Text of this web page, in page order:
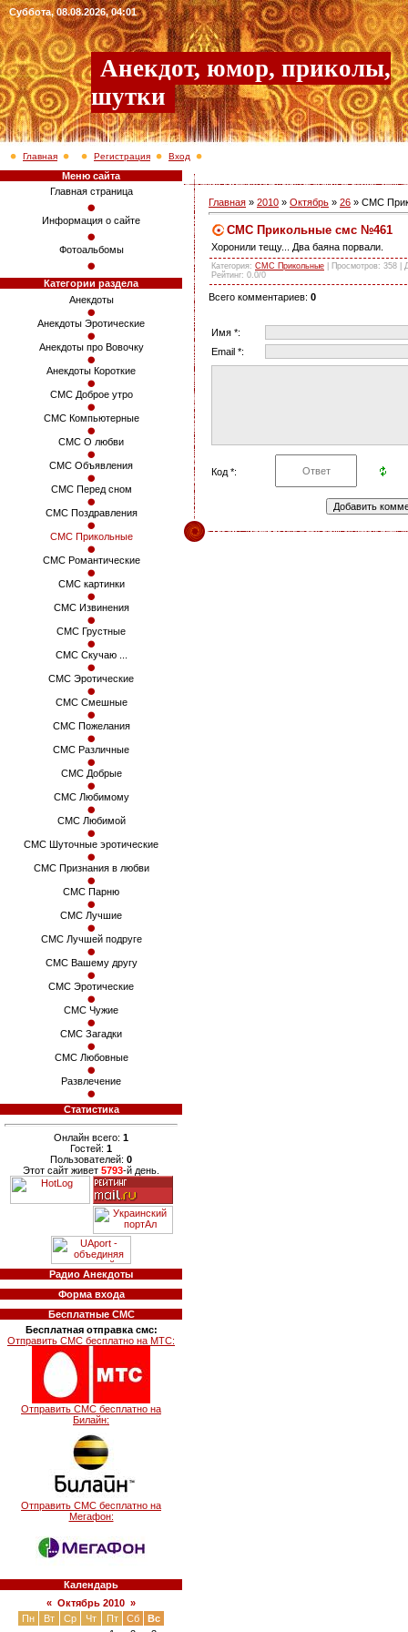
Суббота, 08.08.2026, 04:01
Анекдот, юмор, приколы,
шутки
Главная Регистрация Вход
Меню сайта
Главная страница
Информация о сайте
Фотоальбомы
Категории раздела
Анекдоты
Анекдоты Эротические
Анекдоты про Вовочку
Анекдоты Короткие
СМС Доброе утро
СМС Компьютерные
СМС О любви
СМС Объявления
СМС Перед сном
СМС Поздравления
СМС Прикольные
СМС Романтические
СМС картинки
СМС Извинения
СМС Грустные
СМС Скучаю ...
СМС Эротические
СМС Смешные
СМС Пожелания
СМС Различные
СМС Добрые
СМС Любимому
СМС Любимой
СМС Шуточные эротические
СМС Признания в любви
СМС Парню
СМС Лучшие
СМС Лучшей подруге
СМС Вашему другу
СМС Эротические
СМС Чужие
СМС Загадки
СМС Любовные
Развлечение
Статистика
Онлайн всего: 1
Гостей: 1
Пользователей: 0
Этот сайт живет 5793-й день.
Радио Анекдоты
Форма входа
Бесплатные СМС
Бесплатная отправка смс:
Отправить СМС бесплатно на МТС:
Отправить СМС бесплатно на
Билайн:
Отправить СМС бесплатно на
Мегафон:
Календарь
« Октябрь 2010 »
Пн
Вт Ср Чт Пт Сб
Вс
Главная » 2010 » Октябрь » 26 » СМС
СМС Прикольные смс №461
Хоронили тещу... Два баяна порвали.
Категория: СМС Прикольные Просмотров: 358 |
Рейтинг: 0.0/0
Всего комментариев: 0
Имя *:
Email *:
Код *: